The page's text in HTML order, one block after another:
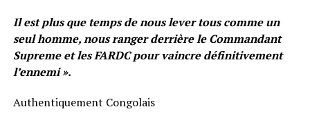
Il est plus que temps de nous lever tous comme un
seul homme, nous ranger derrière le Commandant
Supreme et les FARDC pour vaincre définitivement
l’ennemi ».
Authentiquement Congolais